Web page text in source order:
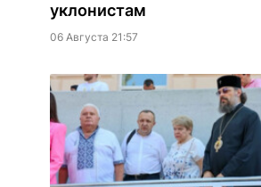
уклонистам
06 Августа 21:57